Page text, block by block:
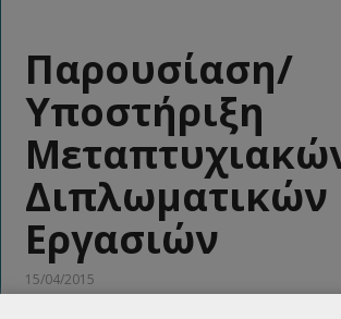
Παρουσίαση/
Υποστήριξη
Διπλωματικών
Εργασιών
15/04/2015